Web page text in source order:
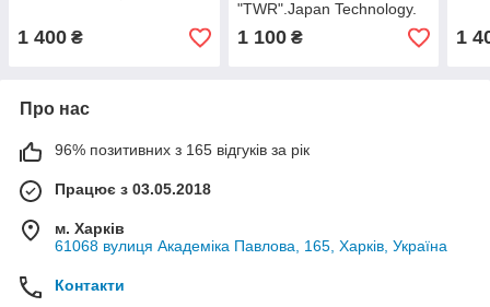
1 400 ₴
"TWR".Japan Technology.
1 100₴ 1
Про нас
96% позитивних з 165 відгуків за рік
Працює з 03.05.2018
м. Харків
61068 вулиця Академіка Павлова, 165, Харків, Україна
Контакти